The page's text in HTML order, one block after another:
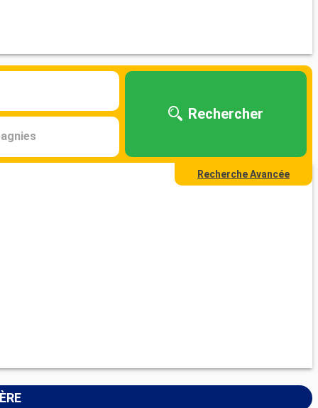
Rechercher
Recherche Avancée